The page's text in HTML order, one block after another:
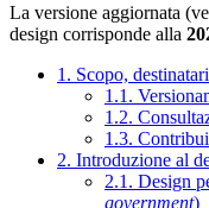
La versione aggiornata
design corrisponde alla
1. Scopo,
1.1.
1.2.
1.3.
2. Introduzione al
2.1. Design
government)